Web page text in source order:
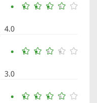
4.0
3.0